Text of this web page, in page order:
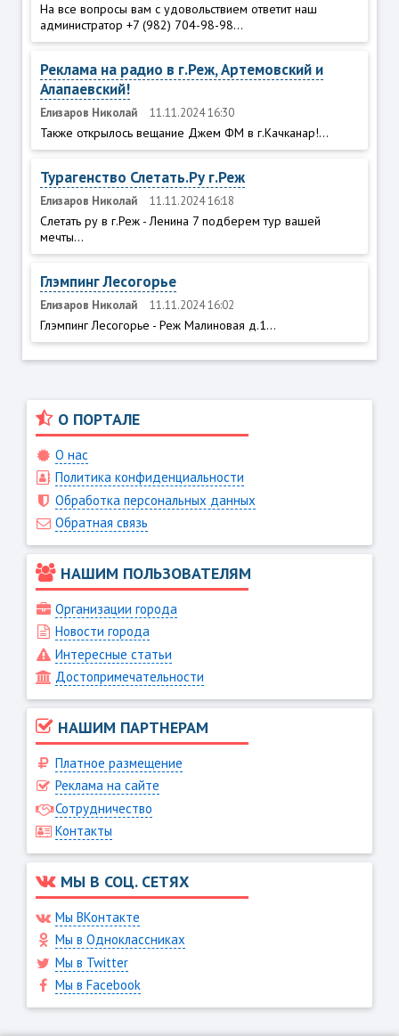
На все вопросы вам с удовольствием ответит наш
администратор +7 (982) 704-98-98...
Реклама на радио в г.Реж, Артемовский и
Алапаевский!
Елизаров Николай 11.11.2024 16:30
Также открылось вещание Джем ФМ в г.Качканар!...
Турагенство Слетать.Ру г.Реж
Елизаров Николай 11.11.2024 16:18
Слетать ру в г.Реж - Ленина 7 подберем тур вашей
мечты...
Глэмпинг Лесогорье
Елизаров Николай 11.11.2024 16:02
Глэмпинг Лесогорье - Реж Малиновая д.1...
О ПОРТАЛЕ
О нас
Политика конфиденциальности
Обработка персональных данных
Обратная связь
НАШИМ ПОЛЬЗОВАТЕЛЯМ
Организации города
Новости города
Интересные статьи
Достопримечательности
НАШИМ ПАРТНЕРАМ
Платное размещение
Реклама на сайте
Сотрудничество
Контакты
МЫ В СОЦ. СЕТЯХ
Мы ВКонтакте
Мы в Одноклассниках
Мы в Twitter
Мы в Facebook